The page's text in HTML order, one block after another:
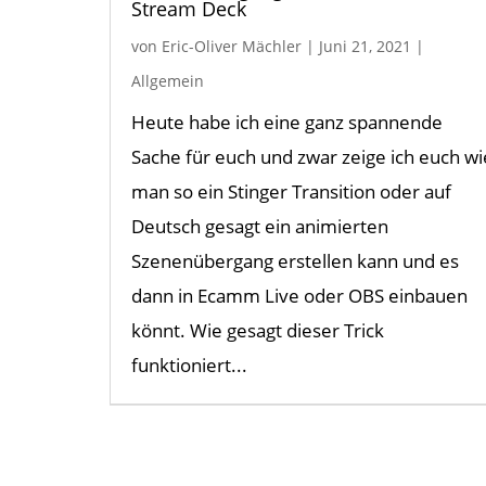
Stream Deck
von Eric-Oliver Mächler| Juni 21, 2021 |
Allgemein
Heute habe ich eine ganz spannende
Sache für euch und zwar zeige ich euch
man so ein Stinger Transition oder auf
Deutsch gesagt ein animierten
Szenenübergang erstellen kann und es
dann in Ecamm Live oder OBS einbauen
könnt. Wie gesagt dieser Trick
funktioniert...